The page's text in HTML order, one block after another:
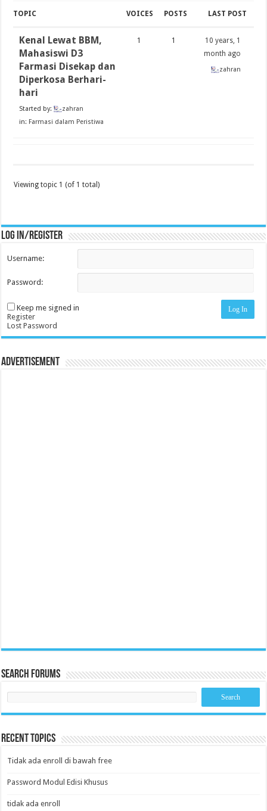
TOPIC VOICES POSTS LAST POST
Kenal Lewat BBM,
Mahasiswi D3
Farmasi Disekap dan
Diperkosa Berhari-
hari
Started by:
zahran
in: Farmasi dalam Peristiwa
1 1
10 years, 1
month ago
zahran
Viewing topic 1 (of 1 total)
Log in/register
Username:
Password:
Keep me signed in Log In
Register
Lost Password
Advertisement
Search Forums
Recent Topics
Tidak ada enroll di bawah free
Password Modul Edisi Khusus
tidak ada enroll